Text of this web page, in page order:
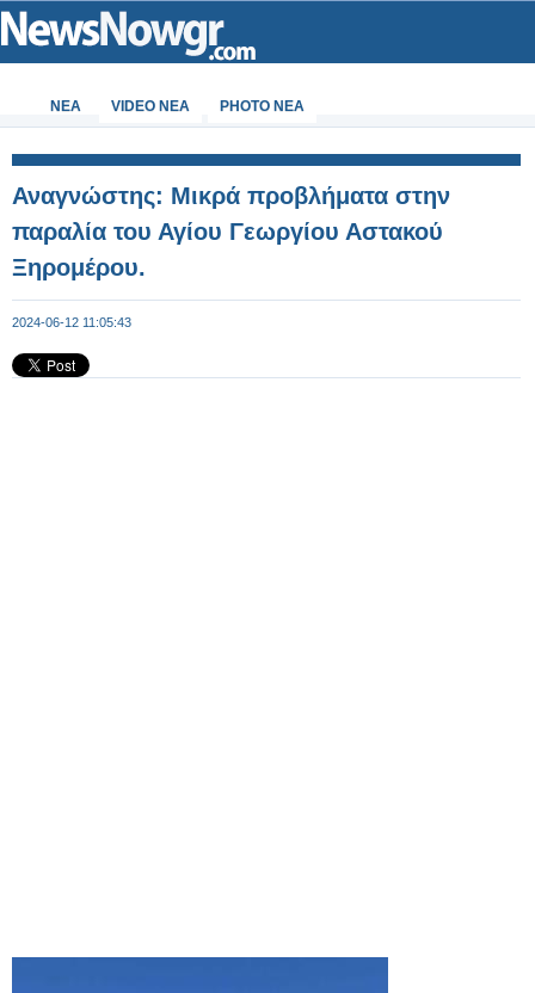
ΝΕΑ VIDEO NEA PHOTO NEA
Αναγνώστης: Μικρά προβλήματα στην
παραλία του Αγίου Γεωργίου Αστακού
Ξηρομέρου.
2024-06-12 11:05:43